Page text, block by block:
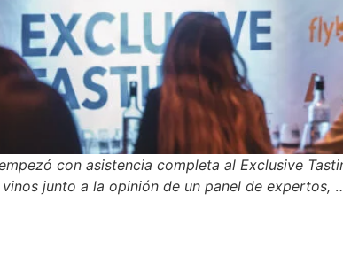
con asistencia completa al Exclusive
junto a la opinión de un panel de expertos,